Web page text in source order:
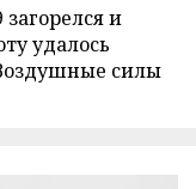
и
удалось
силы